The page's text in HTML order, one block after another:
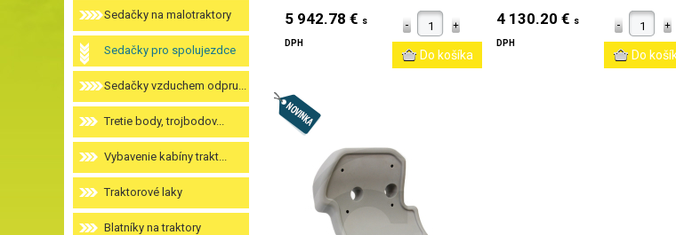
Sedačky na malotraktory
Sedačky pro spolujezdce
Sedačky vzduchem odpru...
Tretie body, trojbodov...
Vybavenie kabíny trakt...
Traktorové laky
Blatníky na traktory
5 942.78 € s
DPH
4 130.20 € s
DPH